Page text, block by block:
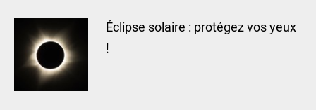
Éclipse solaire : protégez vos yeux
!